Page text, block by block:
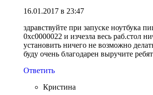
16.01.2017 в 23:47
здравствуйте при запуске ноутбука
0хс0000022 и изчезла весь раб.стол
установить ничего не возможно
буду очень благодарен выручите
Ответить
Кристина